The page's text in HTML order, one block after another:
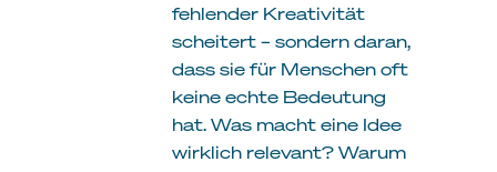
fehlender Kreativität
scheitert – sondern daran,
dass sie für Menschen oft
keine echte Bedeutung
hat. Was macht eine Idee
wirklich relevant? Warum